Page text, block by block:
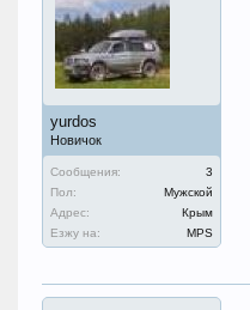
yurdos
Новичок
Сообщения:
3
Пол:
Мужской
Адрес:
Крым
Езжу на:
MPS